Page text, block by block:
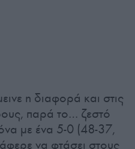
η διαφορά και στις
παρά το… ζεστό
με ένα 5-0 (48-37,
να φτάσει στους